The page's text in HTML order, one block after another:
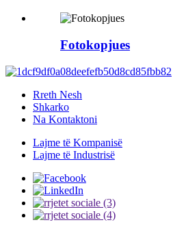
Fotokopjues
Rreth Nesh
Shkarko
Na Kontaktoni
Lajme të Kompanisë
Lajme të Industrisë